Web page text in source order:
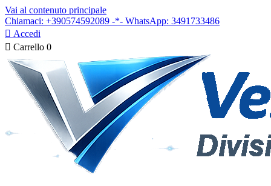
Vai al contenuto principale
Chiamaci: +390574592089 -*- WhatsApp: 3491733486
 Accedi
 Carrello 0